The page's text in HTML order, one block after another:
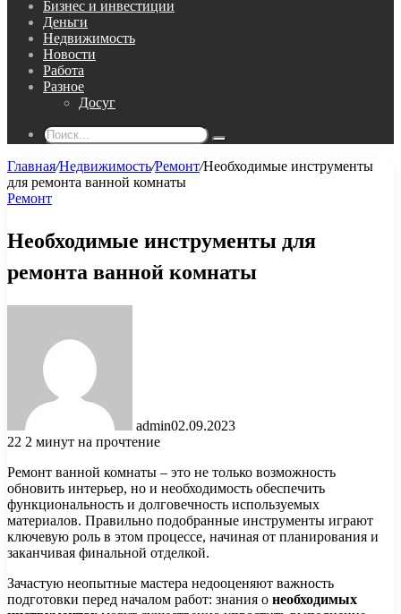
Бизнес и инвестиции
Деньги
Недвижимость
Новости
Работа
Разное
Досуг
Поиск...
Главная/Недвижимость/Ремонт/Необходимые инструменты
для ремонта ванной комнаты
Ремонт
Необходимые инструменты для
ремонта ванной комнаты
admin02.09.2023
22 2 минут на прочтение
Ремонт ванной комнаты – это не только возможность
обновить интерьер, но и необходимость обеспечить
функциональность и долговечность используемых
материалов. Правильно подобранные инструменты играют
ключевую роль в этом процессе, начиная от планирования и
заканчивая финальной отделкой.
Зачастую неопытные мастера недооценяют важность
подготовки перед началом работ: знания о необходимых